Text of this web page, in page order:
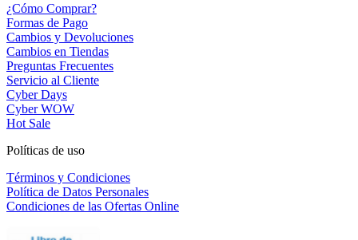
¿Cómo Comprar?
Formas de Pago
Cambios y Devoluciones
Cambios en Tiendas
Preguntas Frecuentes
Servicio al Cliente
Cyber Days
Cyber WOW
Hot Sale
Políticas de uso
Términos y Condiciones
Política de Datos Personales
Condiciones de las Ofertas Online